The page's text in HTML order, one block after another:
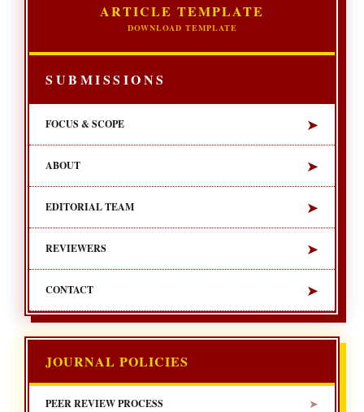
ARTICLE TEMPLATE
DOWNLOAD TEMPLATE
SUBMISSIONS
FOCUS & SCOPE ➤
ABOUT ➤
EDITORIAL TEAM ➤
REVIEWERS ➤
CONTACT ➤
JOURNAL POLICIES
PEER REVIEW PROCESS ➤